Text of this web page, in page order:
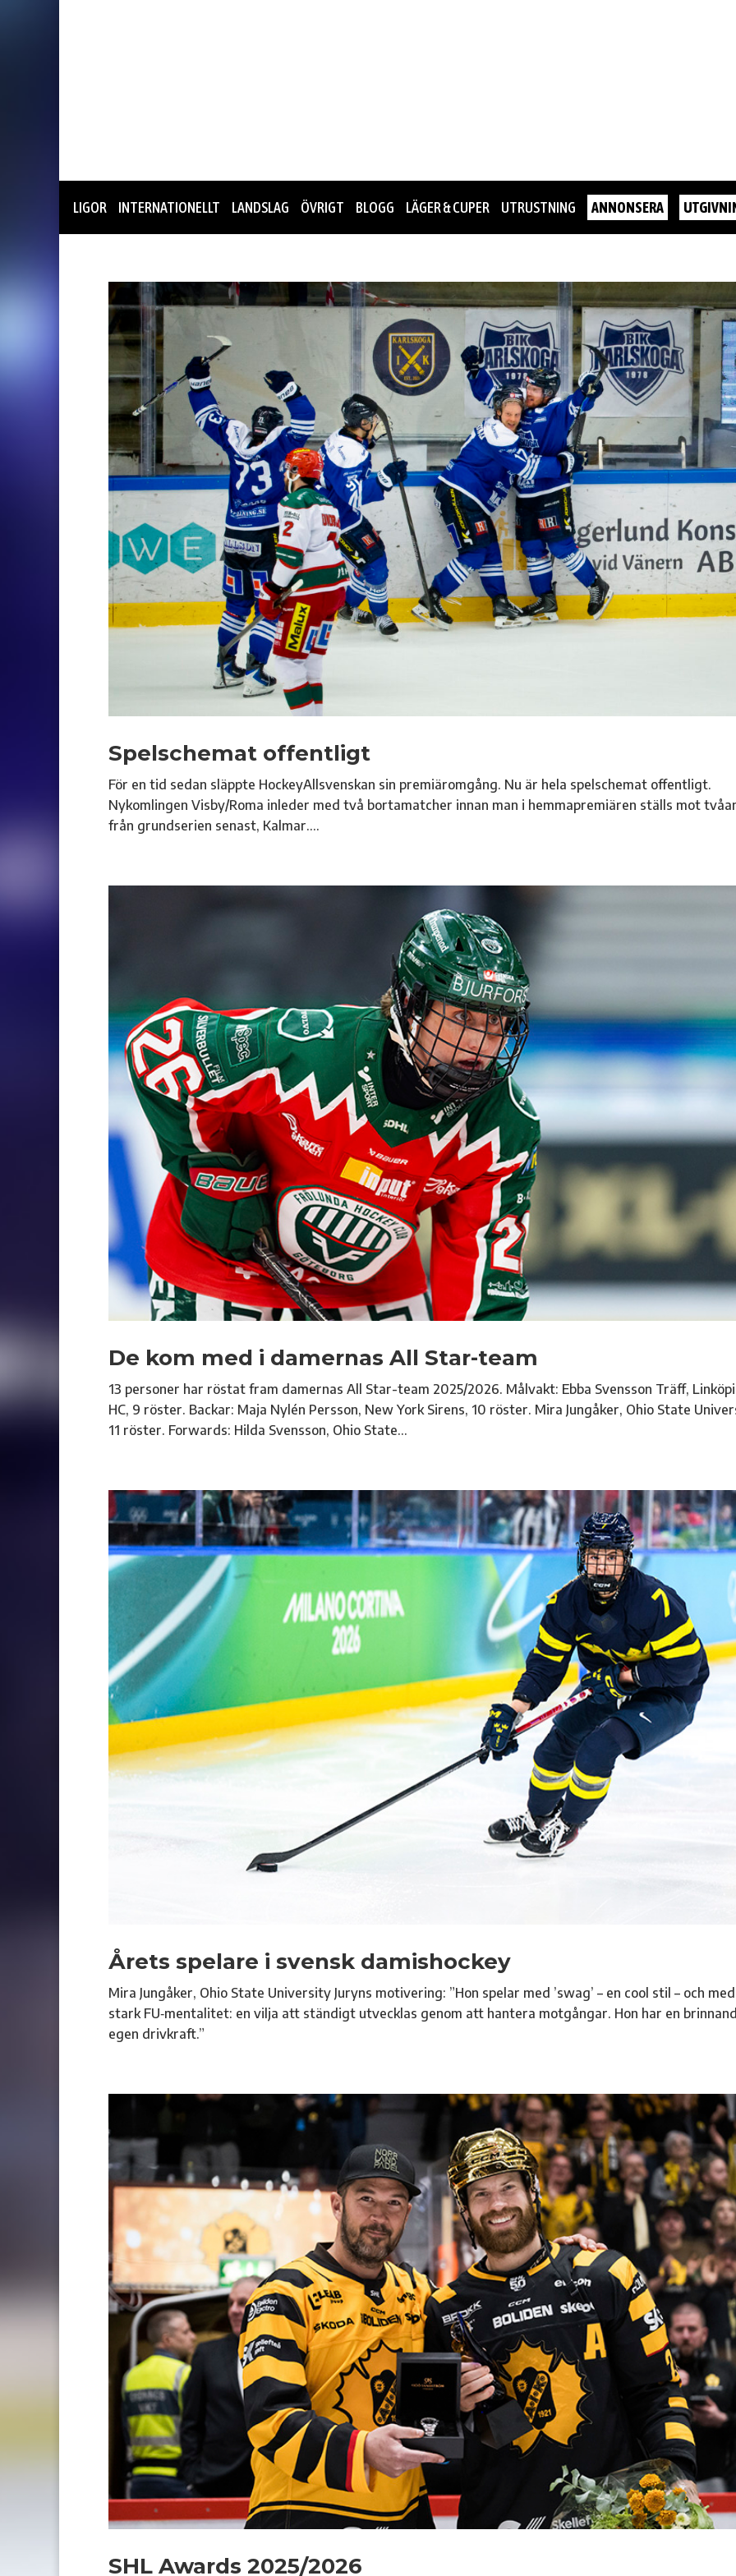
LIGOR INTERNATIONELLT LANDSLAG ÖVRIGT BLOGG LÄGER & CUPER UTRUSTNING ANNONSERA
Spelschemat offentligt
För en tid sedan släppte HockeyAllsvenskan sin premiäromgång. Nu är hela spelschemat offentligt.
Nykomlingen Visby/Roma inleder med två bortamatcher innan man i hemmapremiären ställs mot
från grundserien senast, Kalmar....
De kom med i damernas All Star-team
13 personer har röstat fram damernas All Star-team 2025/2026. Målvakt: Ebba Svensson Träff,
HC, 9 röster. Backar: Maja Nylén Persson, New York Sirens, 10 röster. Mira Jungåker, Ohio State
11 röster. Forwards: Hilda Svensson, Ohio State...
Årets spelare i svensk damishockey
Mira Jungåker, Ohio State University Juryns motivering: ”Hon spelar med ’swag’ – en cool stil – och
stark FU‑mentalitet: en vilja att ständigt utvecklas genom att hantera motgångar. Hon har en
egen drivkraft.”
SHL Awards 2025/2026